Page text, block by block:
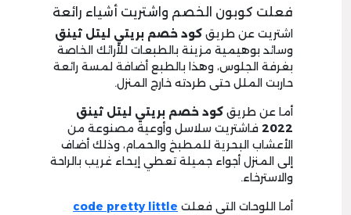
فعلت كوبون الخصم واشتريت أشياء رائعة
اشتريت عن طريق كود خصم بريتي ليتل ثينق
وسائد بوهيمية مزينة بالطبعات للأرائك الخاصة
بغرفة الجلوس، وهذا بالطبع أضافة لمسة رائعة
حاربت الملل حتى طردته خارج المنزل.
أما عن طريق كود خصم بريتي ليتل ثينق
2022 فاشتريت سلاسل وأوعية مصنوعة من
الأعشاب البحرية للمطبخ والحمام، وذلك أضاف
إلى المنزل أجواء جميلة تعطي إيحاء غريب بالراحة
والاسترخاء.
أما اللوحات التي فعلت code pretty little